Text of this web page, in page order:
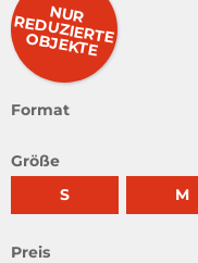
NUR
RED
UZIERTE O
BJEKTE
Format
Größe
S
M
Preis